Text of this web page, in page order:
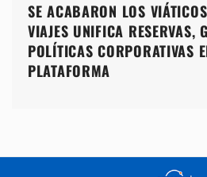
SE ACABARON LOS
VIAJES UNIFICA RESERVAS,
POLÍTICAS CORPORATIVAS
PLATAFORMA